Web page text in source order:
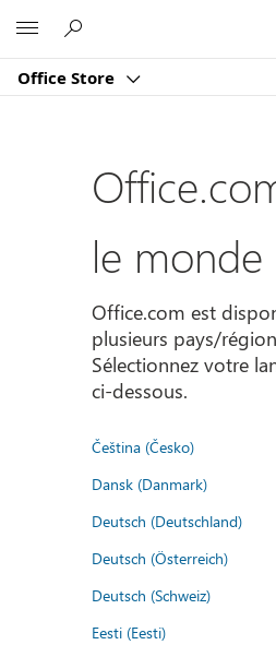
Office Store
le monde
Office.com est
plusieurs pays/
Sélectionnez votre
ci-dessous.
Čeština (Česko)
Dansk (Danmark)
Deutsch (Deutschland)
Deutsch (Österreich)
Deutsch (Schweiz)
Eesti (Eesti)